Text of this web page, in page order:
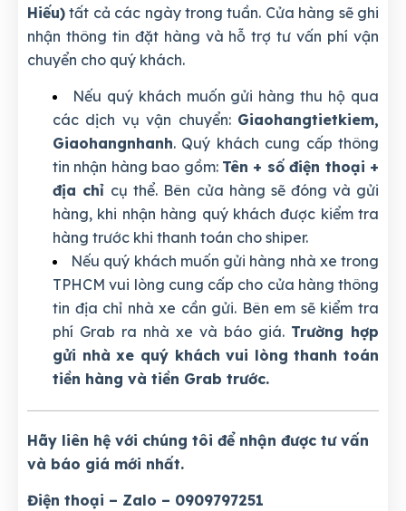
Hiếu) tất cả các ngày trong tuần. Cửa hàng sẽ ghi
nhận thông tin đặt hàng và hỗ trợ tư vấn phí vận
chuyển cho quý khách.
Nếu quý khách muốn gửi hàng thu hộ qua
các dịch vụ vận chuyển: Giaohangtietkiem,
Giaohangnhanh. Quý khách cung cấp thông
tin nhận hàng bao gồm: Tên + số điện thoại +
địa chỉ cụ thể. Bên cửa hàng sẽ đóng và gửi
hàng, khi nhận hàng quý khách được kiểm tra
hàng trước khi thanh toán cho shiper.
Nếu quý khách muốn gửi hàng nhà xe trong
TPHCM vui lòng cung cấp cho cửa hàng thông
tin địa chỉ nhà xe cần gửi. Bên em sẽ kiểm tra
phí Grab ra nhà xe và báo giá. Trường hợp
gửi nhà xe quý khách vui lòng thanh toán
tiền hàng và tiền Grab trước.
Hãy liên hệ với chúng tôi để nhận được tư vấn
và báo giá mới nhất.
Điện thoại – Zalo – 0909797251